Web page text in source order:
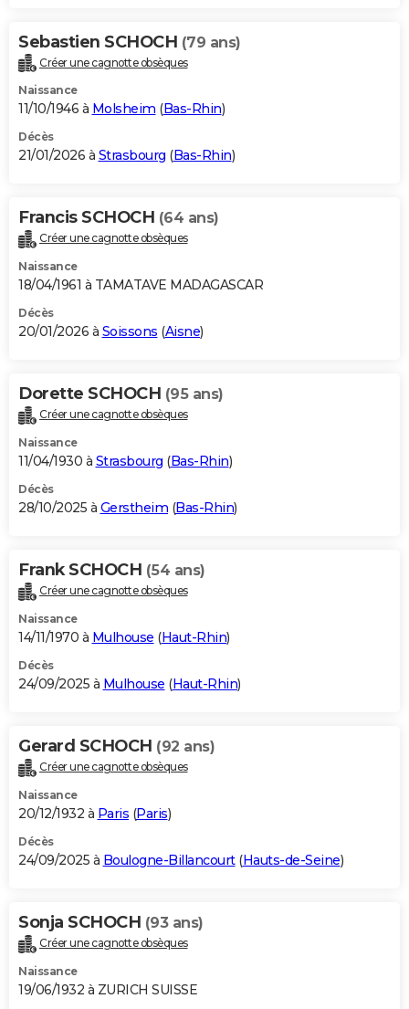
Sebastien SCHOCH (79 ans)
Créer une cagnotte obsèques
Naissance
11/10/1946 à Molsheim (Bas-Rhin)
Décès
21/01/2026 à Strasbourg (Bas-Rhin)
Francis SCHOCH (64 ans)
Créer une cagnotte obsèques
Naissance
18/04/1961 à TAMATAVE MADAGASCAR
Décès
20/01/2026 à Soissons (Aisne)
Dorette SCHOCH (95 ans)
Créer une cagnotte obsèques
Naissance
11/04/1930 à Strasbourg (Bas-Rhin)
Décès
28/10/2025 à Gerstheim (Bas-Rhin)
Frank SCHOCH (54 ans)
Créer une cagnotte obsèques
Naissance
14/11/1970 à Mulhouse (Haut-Rhin)
Décès
24/09/2025 à Mulhouse (Haut-Rhin)
Gerard SCHOCH (92 ans)
Créer une cagnotte obsèques
Naissance
20/12/1932 à Paris (Paris)
Décès
24/09/2025 à Boulogne-Billancourt(Hauts-de-Seine)
Sonja SCHOCH (93 ans)
Créer une cagnotte obsèques
Naissance
19/06/1932 à ZURICH SUISSE